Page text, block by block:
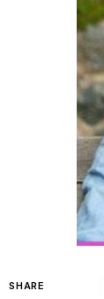
SHARE